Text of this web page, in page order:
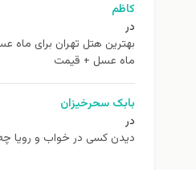
کاظم
در
ماه عسل + قیمت
بابک سحرخیزان
در
دیدن کسی در خواب و رویا چه